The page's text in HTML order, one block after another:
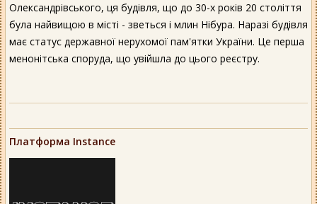
Олександрівського, ця будівля, що до 30-х років 20 століття
була найвищою в місті - зветься і млин Нібура. Наразі будівля
має статус державної нерухомої пам'ятки України. Це перша
менонітська споруда, що увійшла до цього реєстру.
Платформа Instance